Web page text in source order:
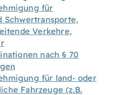
für
Schwertransporte,
Verkehre,
nach § 70
für land- oder
Fahrzeuge (z.B.